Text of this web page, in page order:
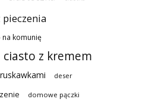
na komunię
ciasto z kremem
deser
domowe pączki